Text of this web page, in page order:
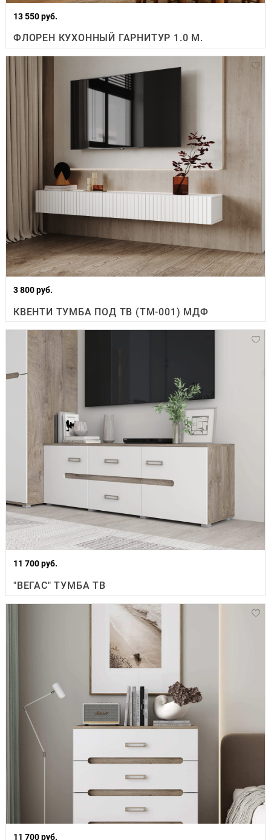
13 550 руб.
ФЛОРЕН КУХОННЫЙ ГАРНИТУР 1.0 М.
3 800 руб.
КВЕНТИ ТУМБА ПОД ТВ (ТМ-001) МДФ
11 700 руб.
"ВЕГАС" ТУМБА ТВ
11 700 руб.